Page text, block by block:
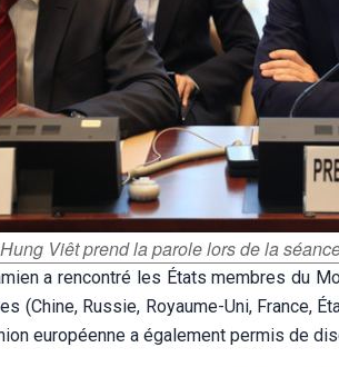
Viêt prend la parole lors de la
a rencontré les États membres du
(Chine, Russie, Royaume-Uni, France,
européenne a également permis de